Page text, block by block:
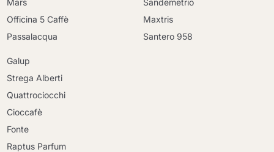
Mars
Officina 5 Caffè
Passalacqua
Sandemetrio
Maxtris
Santero 958
Galup
Strega Alberti
Quattrociocchi
Cioccafè
Fonte
Raptus Parfum